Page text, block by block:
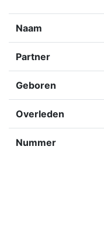
Naam
Partner
Geboren
Overleden
Nummer